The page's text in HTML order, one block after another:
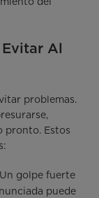
Evitar Al
problemas.
pronto. Estos
golpe fuerte
puede